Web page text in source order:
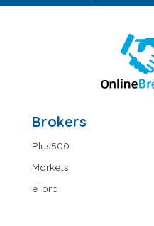
Brokers
Plus500
Markets
eToro